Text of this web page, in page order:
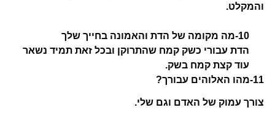
והמקלט.
10-מה מקומה של הדת והאמונה בחייך שלך
הדת עבורי כשק קמח שהתרוקן ובכל זאת תמיד נשאר
עוד קצת קמח בשק.
11-מהו האלוהים עבורך?
צורך עמוק של האדם וגם שלי.